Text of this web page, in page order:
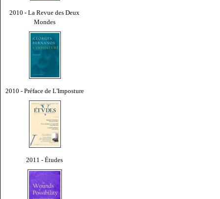
2010 - La Revue des Deux
Mondes
2010 - Préface de L'Imposture
2011 - Études